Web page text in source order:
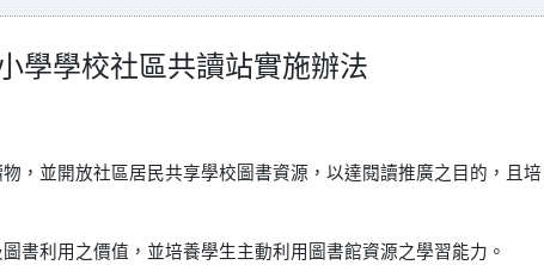
學學校社區共讀站實施辦法
，並開放社區居民共享學校圖書資源，以達閱讀推廣之目的，且培
書利用之價值，並培養學生主動利用圖書館資源之學習能力。